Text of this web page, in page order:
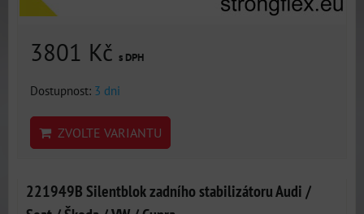
3801 Kč s DPH
Dostupnost: 3 dni
ZVOLTE VARIANTU
221949B Silentblok zadního stabilizátoru Audi /